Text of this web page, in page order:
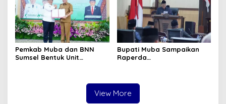
Pemkab Muba dan BNN
Sumsel Bentuk Unit
Bupati Muba Sampaikan
Raperda
Terealisasi 92,49 Persen
View More